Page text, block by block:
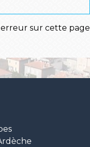
sur cette page